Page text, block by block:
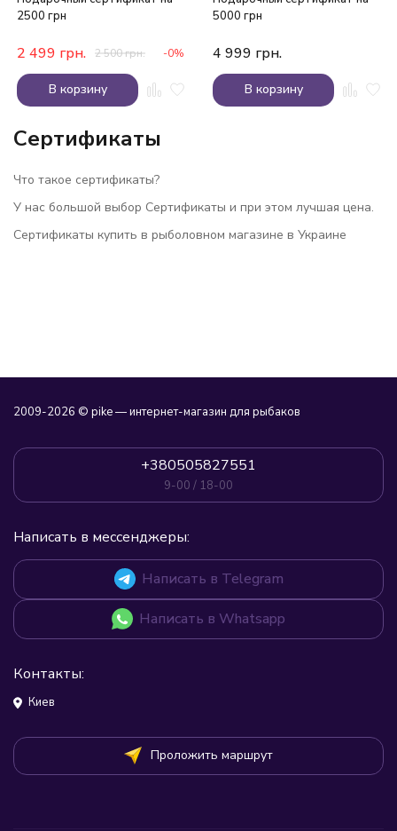
2500 грн
2 499 грн. 2 500грн. -0%
В корзину
5000 грн
4 999 грн.
В корзину
Сертификаты
Что такое сертификаты?
У нас большой выбор Сертификаты и при этом лучшая цена.
Сертификаты купить в рыболовном магазине в Украине
2009-2026 © pike — интернет-магазин для рыбаков
+380505827551
9-00 / 18-00
Написать в мессенджеры:
Написать в Telegram
Написать в Whatsapp
Контакты:
Киев
Проложить маршрут